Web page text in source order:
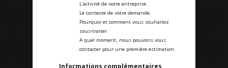
L'activité de votre entreprise.
Le contexte de votre demande.
Pourquoi et comment vous souhaitez
sous-traiter.
A quel moment, nous pouvons vous
contacter pour une première estimation.
Informations complémentaires